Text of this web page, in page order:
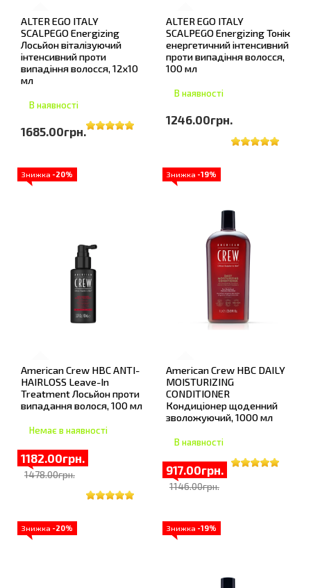
ALTER EGO ITALY
SCALPEGO Energizing
Лосьйон віталізуючий
інтенсивний проти
випадіння волосся, 12х10
мл
В наявності
1685.00грн.
ALTER EGO ITALY
SCALPEGO Energizing Тонік
енергетичний інтенсивний
проти випадіння волосся,
100 мл
В наявності
1246.00грн.
Знижка -20%
American Crew HBC ANTI-
HAIRLOSS Leave-In
Treatment Лосьйон проти
випадання волося, 100 мл
Немає в наявності
1182.00грн.
1478.00грн.
Знижка -19%
American Crew HBC DAILY
MOISTURIZING
CONDITIONER
Кондиціонер щоденний
зволожуючий, 1000 мл
В наявності
917.00грн.
1146.00грн.
Знижка -20% Знижка -19%